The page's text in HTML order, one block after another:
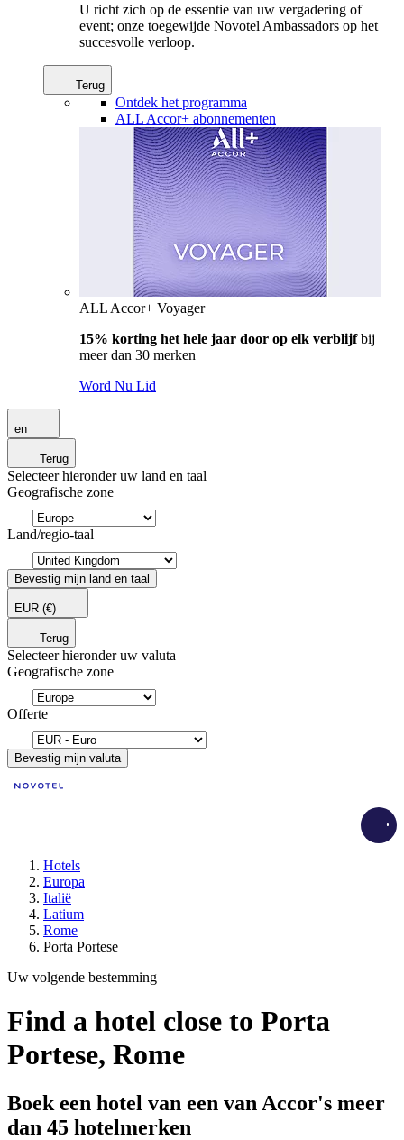
U richt zich op de essentie van uw vergadering of
event; onze toegewijde Novotel Ambassadors op het
succesvolle verloop.
Terug
Ontdek het programma
ALL Accor+ abonnementen
ALL Accor+ Voyager
15% korting het hele jaar door op elk verblijfbij
meer dan 30 merken
Word Nu Lid
en
Terug
Selecteer hieronder uw land en taal
Geografische zone
Land/regio-taal
Bevestig mijn land en taal
EUR (€)
Terug
Selecteer hieronder uw valuta
Geografische zone
Offerte
Bevestig mijn valuta
Hotels
Europa
Italië
Latium
Rome
Porta Portese
Uw volgende bestemming
Find a hotel close to Porta
Portese, Rome
Boek een hotel van een van Accor's meer
dan 45 hotelmerken